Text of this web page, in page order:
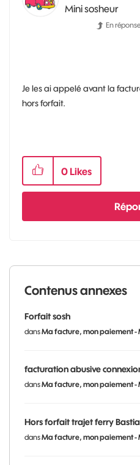
Mini sosheur
En
Je les ai appelé avant la
hors forfait.
0 Likes
Contenus annexes
Forfait sosh
dansMa facture, mon paiement -
facturation abusive
dansMa facture, mon paiement -
Hors forfait trajet ferry
dansMa facture, mon paiement -